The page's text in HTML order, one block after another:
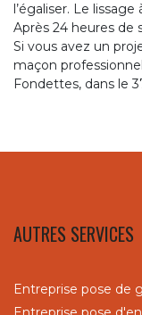
l’égaliser. Le lissage
Après 24 heures de
Si vous avez un
maçon
Fondettes, dans le
AUTRES SERVICES
Entreprise pose de